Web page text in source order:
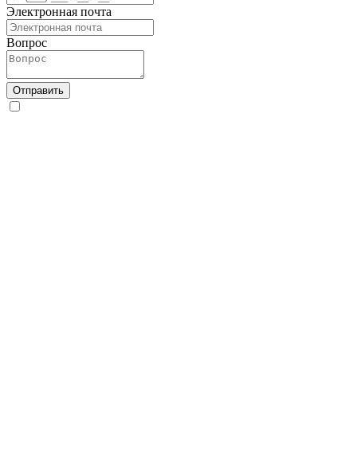
Электронная почта
Вопрос
Отправить